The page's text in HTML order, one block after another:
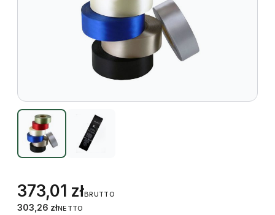
373,01 złBRUTTO
303,26 złNETTO